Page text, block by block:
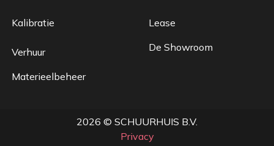
Kalibratie
Verhuur
Materieelbeheer
Lease
De Showroom
2026 © SCHUURHUIS B.V.
Privacy